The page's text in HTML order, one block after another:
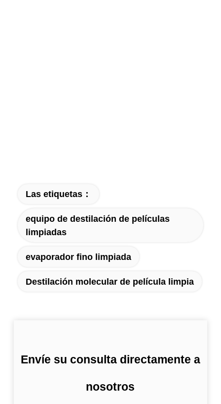
Las etiquetas：
equipo de destilación de películas
limpiadas
evaporador fino limpiada
Destilación molecular de película limpia
Envíe su consulta directamente a
nosotros